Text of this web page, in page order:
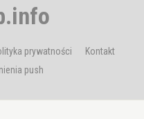
prywatności
Kontakt
push